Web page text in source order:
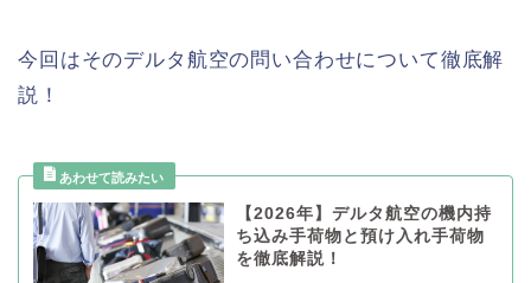
今回はそのデルタ航空の問い合わせについて徹底解
説！
【2026年】デルタ航空の機内持
ち込み手荷物と預け入れ手荷物
を徹底解説！